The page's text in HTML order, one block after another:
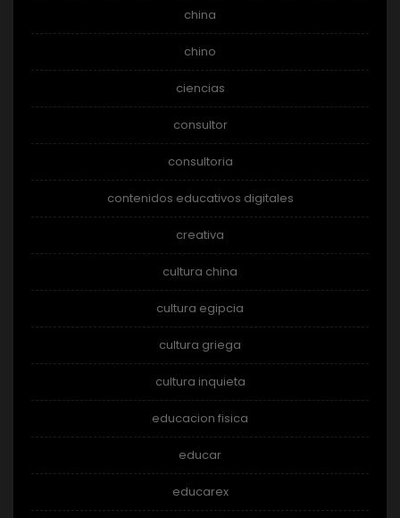
china
chino
ciencias
consultor
consultoria
contenidos educativos digitales
creativa
cultura china
cultura egipcia
cultura griega
cultura inquieta
educacion fisica
educar
educarex